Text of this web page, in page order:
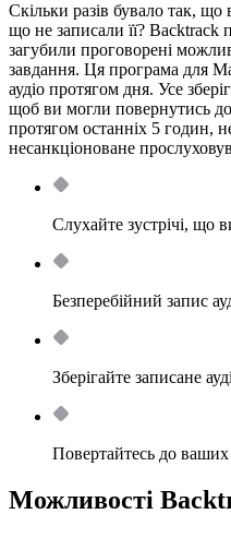
Скільки разів бувало так, що
що не записали її? Backtrack
загубили проговорені
завдання. Ця програма для
аудіо протягом дня. Усе
щоб ви могли повернутись
протягом останніх 5 годин,
несанкціоноване
Слухайте зустрічі, що
Безперебійний запис
Зберігайте записане
Повертайтесь до
Можливості